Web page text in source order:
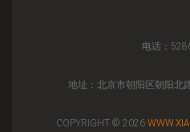
电话：
地址：北京市朝阳区朝阳北
COPYRIGHT © 2026